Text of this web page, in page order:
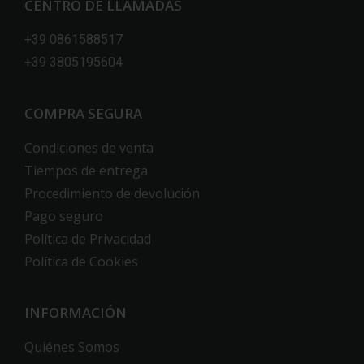
CENTRO DE LLAMADAS
+39 0861588517
+39 3805195604
COMPRA SEGURA
Condiciones de venta
Tiempos de entrega
Procedimiento de devolución
Pago seguro
Política de Privacidad
Política de Cookies
INFORMACIÓN
Quiénes Somos